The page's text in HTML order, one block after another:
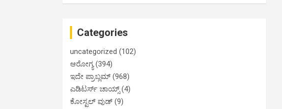
Categories
uncategorized (102)
ಆರೋಗ್ಯ(394)
ಇದೇ ಪ್ರಾಬ್ಲಮ್ (968)
ಎಡಿಟರ್ಸ್ ಚಾಯ್ಸ್(4)
ಕೋಸ್ಟಲ್ ವುಡ್ (9)